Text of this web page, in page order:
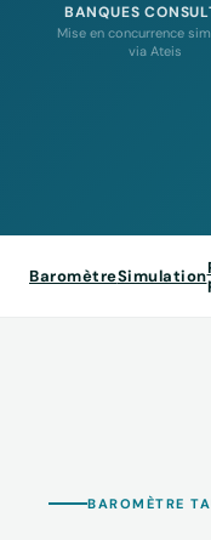
BANQUES
Mise en concurrence
via Ateis
BaromètreSimulation
BAROMÈTRE